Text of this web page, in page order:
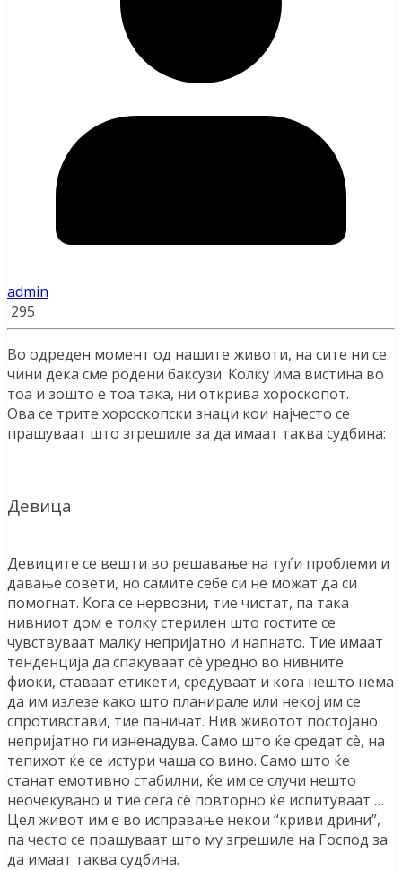
admin
295
Во одреден момент од нашите животи, на сите ни се
чини дека сме родени баксузи. Kолку има вистина во
тоа и зошто е тоа така, ни открива хороскопот.
Ова се трите хороскопски знаци кои најчесто се
прашуваат што згрешиле за да имаат таква судбина:
Девица
Девиците се вешти во решавање на туѓи проблеми и
давање совети, но самите себе си не можат да си
помогнат. Кога се нервозни, тие чистат, па така
нивниот дом е толку стерилен што гостите се
чувствуваат малку непријатно и напнато. Тие имаат
тенденција да спакуваат сè уредно во нивните
фиоки, ставаат етикети, средуваат и кога нешто нема
да им излезе како што планирале или некој им се
спротивстави, тие паничат. Нив животот постојано
непријатно ги изненадува. Само што ќе средат сè, на
тепихот ќе се истури чаша со вино. Само што ќе
станат емотивно стабилни, ќе им се случи нешто
неочекувано и тие сега сè повторно ќе испитуваат …
Цел живот им е во исправање некои “криви дрини”,
па често се прашуваат што му згрешиле на Господ за
да имаат таква судбина.